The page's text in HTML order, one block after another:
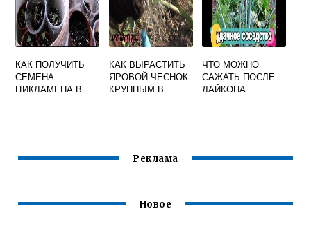
КАК ПОЛУЧИТЬ
СЕМЕНА
ЦИКЛАМЕНА В
КАК ВЫРАСТИТЬ
ЯРОВОЙ ЧЕСНОК
КРУПНЫМ В
ЧТО МОЖНО
САЖАТЬ ПОСЛЕ
ДАЙКОНА
Реклама
Новое